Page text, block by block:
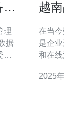
件
理
据
外
率
越
在当
是企
和在
场景。 越南品牌服务器租用有以下几个优势： 成本效益：
2025